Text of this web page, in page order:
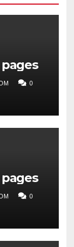
pages
0
pages
0